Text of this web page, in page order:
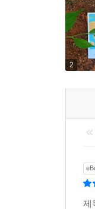
목표
아닐
복고풍
2
제